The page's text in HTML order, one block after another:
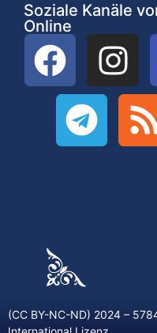
Soziale Kanäle
Online
(CC BY-NC-ND) 2024 –